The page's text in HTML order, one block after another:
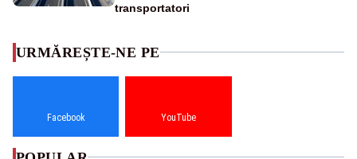
transportatori
URMĂREȘTE-NE PE
Facebook YouTube